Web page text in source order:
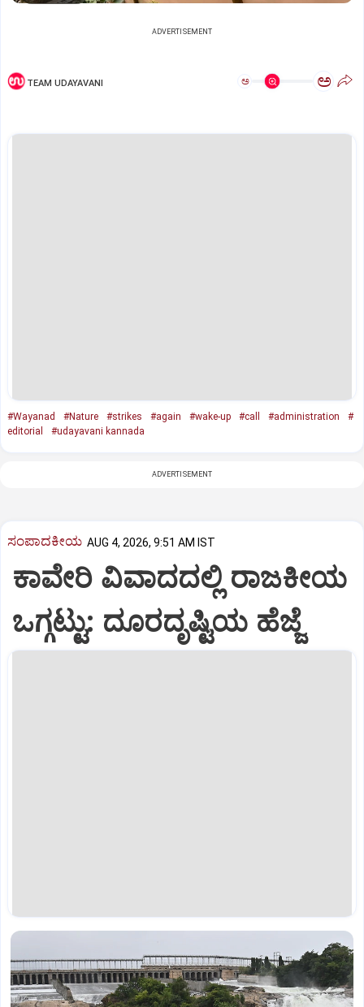
ADVERTISEMENT
TEAM UDAYAVANI ಅ ಅ
#Wayanad #Nature #strikes #again #wake-up #call #administration
#
editorial
#udayavani kannada
ADVERTISEMENT
ಸಂಪಾದಕೀಯ AUG 4, 2026, 9:51 AM IST
ಕಾವೇರಿ ವಿವಾದದಲ್ಲಿ ರಾಜಕೀಯ
ಒಗ್ಗಟ್ಟು: ದೂರದೃಷ್ಟಿಯ ಹೆಜ್ಜೆ